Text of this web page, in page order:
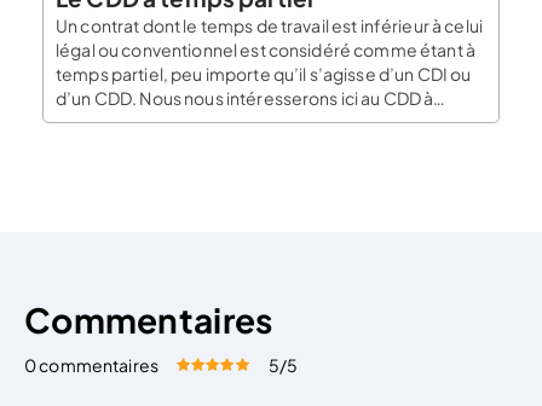
Un contrat dont le temps de travail est inférieur à celui
légal ou conventionnel est considéré comme étant à
temps partiel, peu importe qu’il s’agisse d’un CDI ou
d’un CDD. Nous nous intéresserons ici au CDD à
temps partiel. Qu’est-ce qu’un CDD à temps partiel ?
Commentaires
0 commentaires Évaluez cet article:
5/5